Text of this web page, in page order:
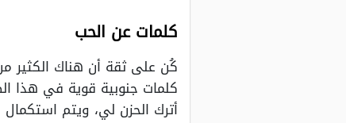
كلمات عن الحب
كُن على ثقة أن هناك الكثير
كلمات جنوبية قوية في هذا
أترك الحزن لي، ويتم